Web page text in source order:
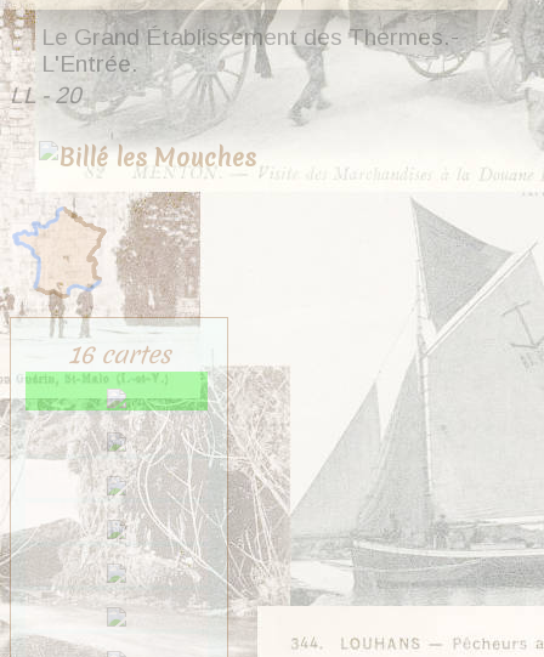
Le Grand Établissement des Thermes.-
L'Entrée.
LL - 20
16 cartes